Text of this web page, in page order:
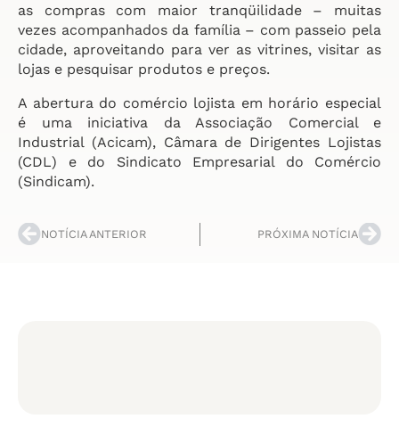
as compras com maior tranqüilidade – muitas
vezes acompanhados da família – com passeio pela
cidade, aproveitando para ver as vitrines, visitar as
lojas e pesquisar produtos e preços.
A abertura do comércio lojista em horário especial
é uma iniciativa da Associação Comercial e
Industrial (Acicam), Câmara de Dirigentes Lojistas
(CDL) e do Sindicato Empresarial do Comércio
(Sindicam).
NOTÍCIA ANTERIOR PRÓXIMA NOTÍCIA